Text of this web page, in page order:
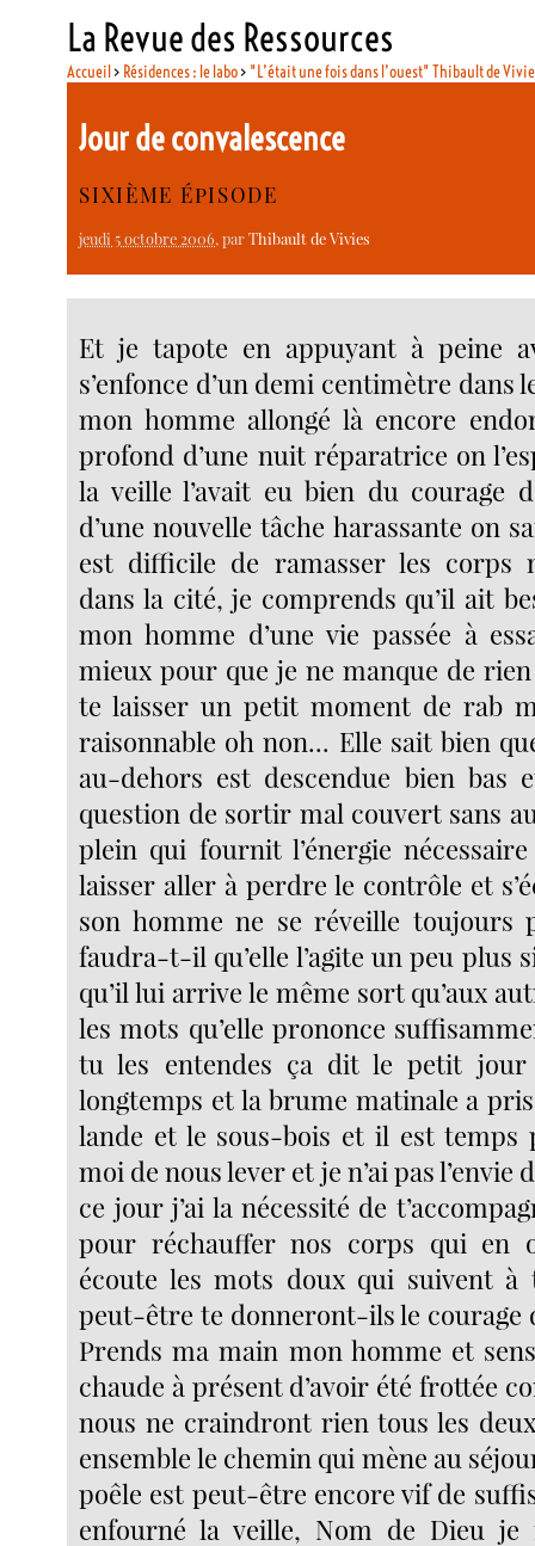
La Revue des Ressources
Accueil> Résidences : le labo> "L’était une fois dans l’ouest" Thibault de
Jour de convalescence
SIXIÈME ÉPISODE
jeudi 5 octobre 2006, parThibault de Vivies
Et je tapote en appuyant à peine
s’enfonce d’un demi centimètre dans
mon homme allongé là encore
profond d’une nuit réparatrice on
la veille l’avait eu bien du courage
d’une nouvelle tâche harassante on
est difficile de ramasser les corps
dans la cité, je comprends qu’il ait
mon homme d’une vie passée à
mieux pour que je ne manque de
te laisser un petit moment de rab
raisonnable oh non... Elle sait bien
au-dehors est descendue bien bas
question de sortir mal couvert sans
plein qui fournit l’énergie
laisser aller à perdre le contrôle et
son homme ne se réveille toujours
faudra-t-il qu’elle l’agite un peu plus
qu’il lui arrive le même sort qu’aux
les mots qu’elle prononce
tu les entendes ça dit le petit jour
longtemps et la brume matinale a
lande et le sous-bois et il est
moi de nous lever et je n’ai pas l’envie
ce jour j’ai la nécessité de
pour réchauffer nos corps qui en
écoute les mots doux qui suivent
peut-être te donneront-ils le courage
Prends ma main mon homme et
chaude à présent d’avoir été frottée
nous ne craindront rien tous les
ensemble le chemin qui mène au
poêle est peut-être encore vif de
enfourné la veille, Nom de Dieu je